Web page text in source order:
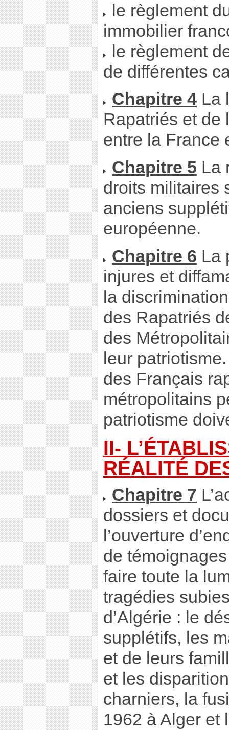
le règlement
immobilier
le règlement
de différentes
Chapitre 4La
Rapatriés et de
entre la France
Chapitre 5 La
droits militaires
anciens
européenne.
Chapitre 6 La
injures et
la
des Rapatriés
des
leur
des Français
métropolitains
patriotisme
II-
RÉALITÉ
Chapitre 7
dossiers et
l’ouverture
de
faire toute la
tragédies
d’Algérie : le
supplétifs, les
et de leurs
et les
charniers, la
1962 à Alger et